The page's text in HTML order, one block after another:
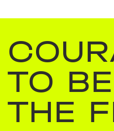
TO BE
THE